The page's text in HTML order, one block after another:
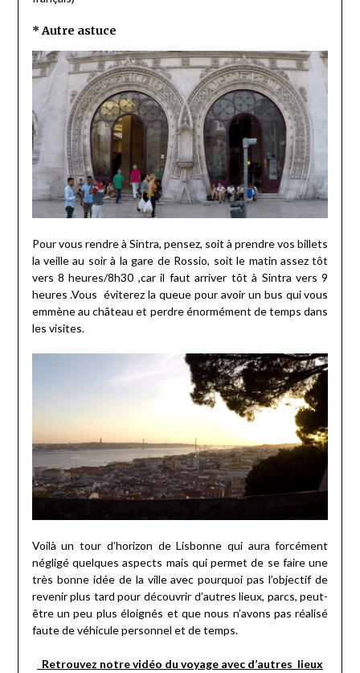
* Autre astuce
Pour vous rendre à Sintra, pensez, soit à prendre vos billets
la veille au soir à la gare de Rossio, soit le matin assez tôt
vers 8 heures/8h30 ,car il faut arriver tôt à Sintra vers 9
heures .Vous éviterez la queue pour avoir un bus qui vous
emmène au château et perdre énormément de temps dans
les visites.
Voilà un tour d’horizon de Lisbonne qui aura forcément
négligé quelques aspects mais qui permet de se faire une
très bonne idée de la ville avec pourquoi pas l’objectif de
revenir plus tard pour découvrir d’autres lieux, parcs, peut-
être un peu plus éloignés et que nous n’avons pas réalisé
faute de véhicule personnel et de temps.
Retrouvez notre vidéo du voyage avec d’autres lieux